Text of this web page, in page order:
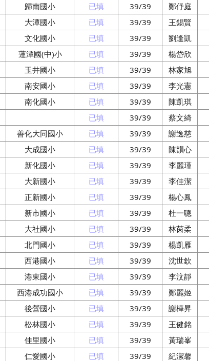
歸南國小 已填 39/39 鄭伃庭
大潭國小 已填 39/39 王錫賢
文化國小 已填 39/39 劉逢凱
蓮潭國(中)小 已填 39/39 楊岱欣
玉井國小 已填 39/39 林家旭
南安國小 已填 39/39 李光憲
南化國小 已填 39/39 陳凱琪
已填 39/39 蔡文綺
善化大同國小 已填 39/39 謝逸慈
大成國小 已填 39/39 陳韻心
新化國小 已填 39/39 李麗瑾
大新國小 已填 39/39 李佳潔
正新國小 已填 39/39 楊心鳳
新市國小 已填 39/39 杜一聰
大社國小 已填 39/39 林茵柔
北門國小 已填 39/39 楊凱雁
西港國小 已填 39/39 沈世欽
港東國小 已填 39/39 李汶靜
西港成功國小 已填 39/39 鄭麗姬
後營國小 已填 39/39 謝樺昇
松林國小 已填 39/39 王健銘
佳里國小 已填 39/39 黃瑞峯
仁愛國小 已填 39/39 紀潔馨